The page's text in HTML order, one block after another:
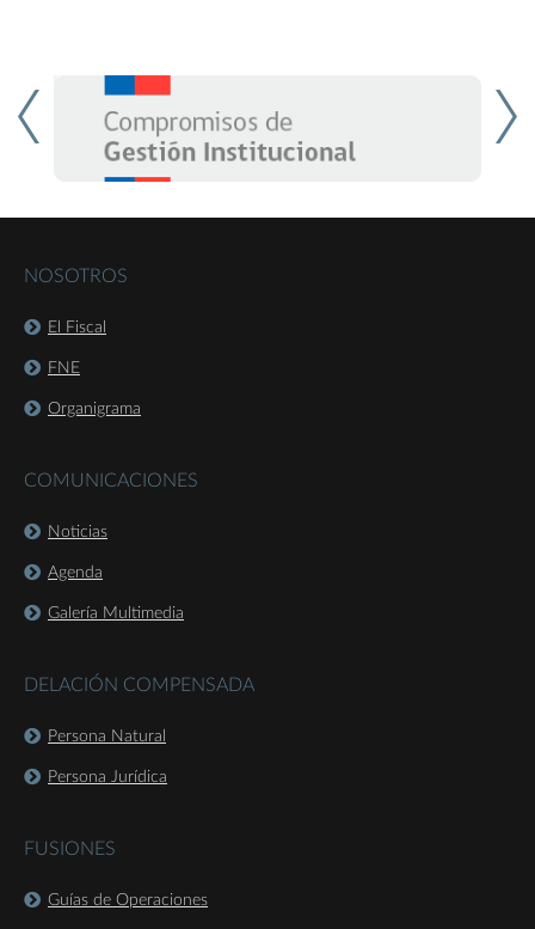
NOSOTROS
El Fiscal
FNE
Organigrama
COMUNICACIONES
Noticias
Agenda
Galería Multimedia
DELACIÓN COMPENSADA
Persona Natural
Persona Jurídica
FUSIONES
Guías de Operaciones